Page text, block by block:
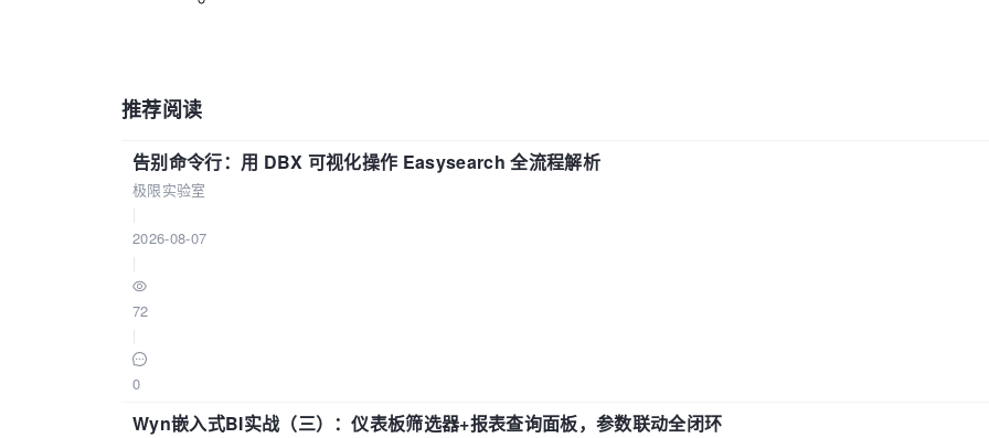
推荐阅读
告别命令行：用 DBX 可视化操作 Easysearch 全流程解析
极限实验室
2026-08-07
72
0
Wyn嵌入式BI实战（三）：仪表板筛选器+报表查询面板，参数联动全闭环